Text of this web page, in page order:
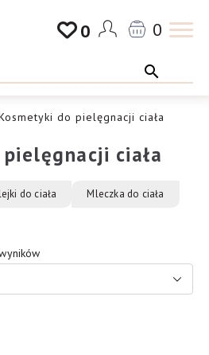
Drogeria
0 0
do pielęgnacji ciała
ciała
do ciała
Mleczka do ciała